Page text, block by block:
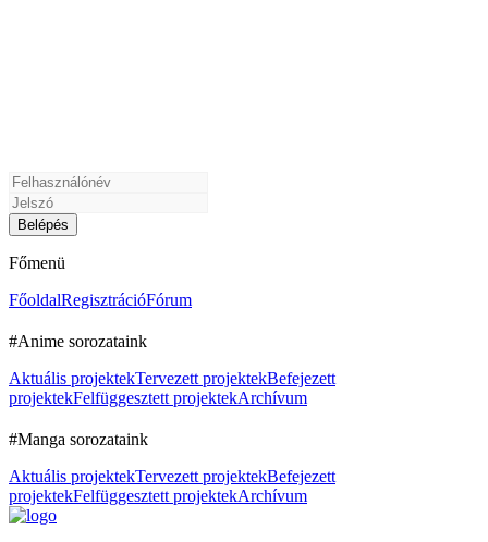
Főmenü
FőoldalRegisztrációFórum
#Anime sorozataink
Aktuális projektekTervezett projektekBefejezett
projektekFelfüggesztett projektekArchívum
#Manga sorozataink
Aktuális projektekTervezett projektekBefejezett
projektekFelfüggesztett projektekArchívum